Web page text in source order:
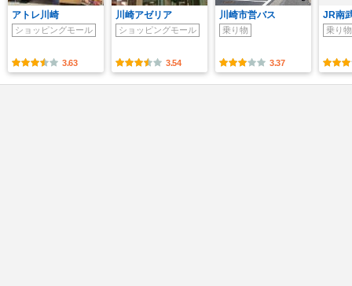
アトレ川崎
ショッピングモール
3.63
川崎アゼリア
ショッピングモール
3.54
川崎市営バス
乗り物
3.37
JR南
乗り物